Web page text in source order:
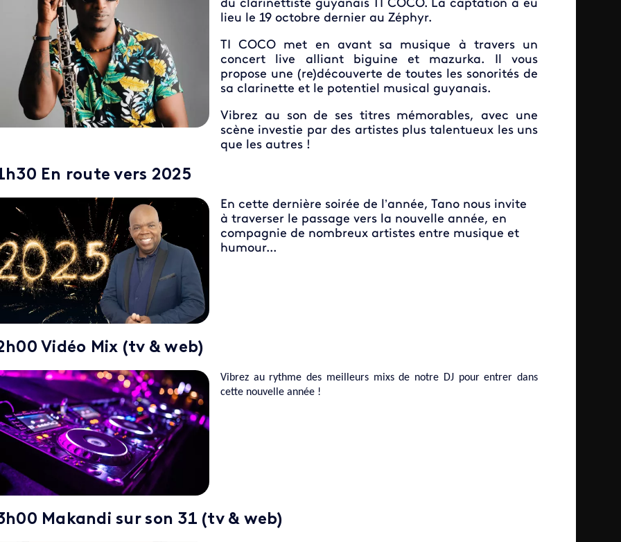
du clarinettiste guyanais TI COCO. La captation a eu
lieu le 19 octobre dernier au Zéphyr.
TI COCO met en avant sa musique à travers un
concert live alliant biguine et mazurka. Il vous
propose une (re)découverte de toutes les sonorités de
sa clarinette et le potentiel musical guyanais.
Vibrez au son de ses titres mémorables, avec une
scène investie par des artistes plus talentueux les uns
que les autres !
En route vers 2025
En cette dernière soirée de l’année, Tano nous invite
à traverser le passage vers la nouvelle année, en
compagnie de nombreux artistes entre musique et
humour...
Vidéo Mix (tv & web)
Vibrez au rythme des meilleurs mixs de notre DJ pour entrer dans
cette nouvelle année !
Makandi sur son 31 (tv & web)